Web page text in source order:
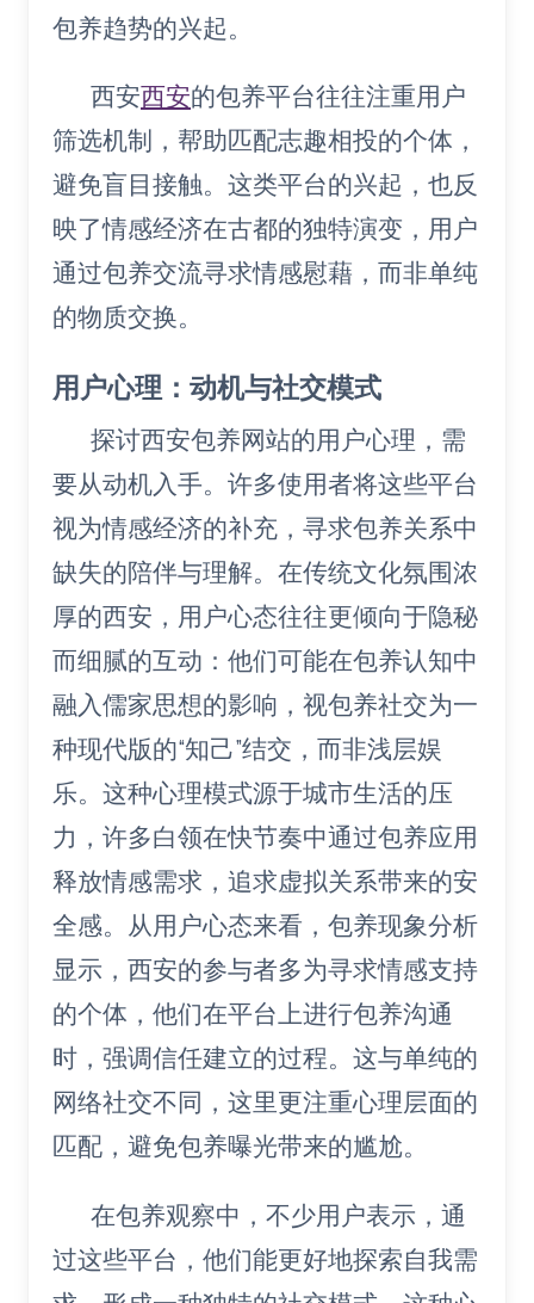
包养趋势的兴起。
西安西安的包养平台往往注重用户
筛选机制，帮助匹配志趣相投的个体，
避免盲目接触。这类平台的兴起，也反
映了情感经济在古都的独特演变，用户
通过包养交流寻求情感慰藉，而非单纯
的物质交换。
用户心理：动机与社交模式
探讨西安包养网站的用户心理，需
要从动机入手。许多使用者将这些平台
视为情感经济的补充，寻求包养关系中
缺失的陪伴与理解。在传统文化氛围浓
厚的西安，用户心态往往更倾向于隐秘
而细腻的互动：他们可能在包养认知中
融入儒家思想的影响，视包养社交为一
种现代版的“知己”结交，而非浅层娱
乐。这种心理模式源于城市生活的压
力，许多白领在快节奏中通过包养应用
释放情感需求，追求虚拟关系带来的安
全感。从用户心态来看，包养现象分析
显示，西安的参与者多为寻求情感支持
的个体，他们在平台上进行包养沟通
时，强调信任建立的过程。这与单纯的
网络社交不同，这里更注重心理层面的
匹配，避免包养曝光带来的尴尬。
在包养观察中，不少用户表示，通
过这些平台，他们能更好地探索自我需